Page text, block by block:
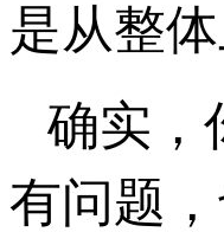
是从整
确实，
有问题